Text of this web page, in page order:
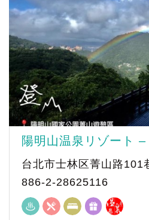
陽明山温泉リゾート
台北市士林区菁山路101
886-2-28625116